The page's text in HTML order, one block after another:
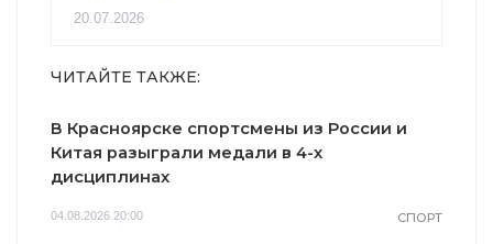
20.07.2026
ЧИТАЙТЕ ТАКЖЕ:
В Красноярске спортсмены из России и
Китая разыграли медали в 4-х
дисциплинах
04.08.2026 20:00 СПОРТ